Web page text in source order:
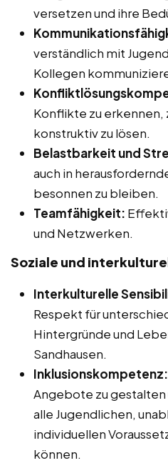
versetzen und ihre
verständlich mit
Kollegen
Konflikte zu erkennen,
konstruktiv zu lösen.
Belastbarkeit und
auch in
besonnen zu bleiben.
Teamfähigkeit:
und Netzwerken.
Soziale und
Interkulturelle
Respekt für
Hintergründe und
Sandhausen.
Inklusionskompetenz:
Angebote zu gestalten
alle Jugendlichen,
individuellen
können.